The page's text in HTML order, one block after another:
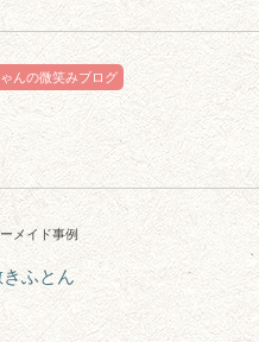
んの微笑みブログ
メイド事例
ふとん